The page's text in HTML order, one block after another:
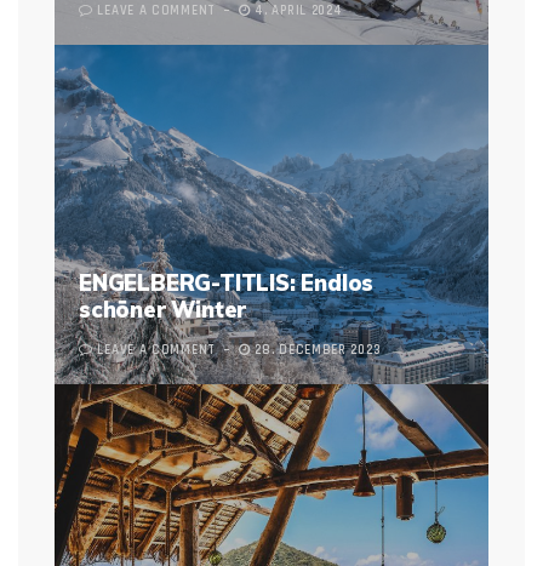
LEAVE A COMMENT 4. APRIL 2024
ENGELBERG-TITLIS: Endlos
schöner Winter
LEAVE A COMMENT 28. DECEMBER 2023